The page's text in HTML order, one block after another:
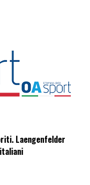
Laengenfelder